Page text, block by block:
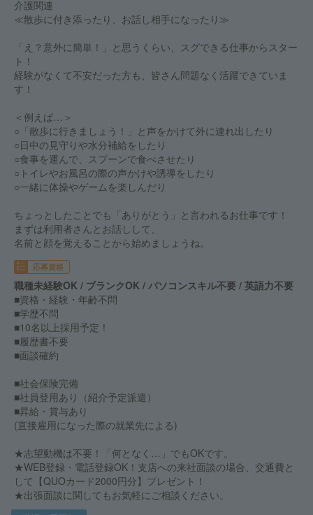
介護関連
≪散歩に付き添ったり、お話し相手になったり≫
「え？意外に簡単！」と思うくらい、スグできる仕事からスター
ト！
経験がなくて不安だった方も、皆さん問題なく活躍できていま
す！
＜例えば…＞
○「散歩に行きましょう！」と声をかけて外に連れ出したり
○日中の見守りや水分補給をしたり
○食事を運んで、スプーンで食べさせたり
○トイレやお風呂の際の声かけや誘導をしたり
○一緒に体操やゲームを楽しんだり
ちょっとしたことでも「ありがとう」と言われるお仕事です！
まずは利用者さんとお話しして、
名前と顔を覚えることから始めましょうね。
応募資格
職種未経験OK / ブランクOK / パソコンスキル不要 / 英語力不要
■資格・経験・年齢不問
■学歴不問
■10名以上採用予定！
■履歴書不要
■面談確約
■社会保険完備
■社員登用あり（紹介予定派遣）
■昇給・賞与あり
(直接雇用になった際の就業先による)
★志望動機は不要！「何となく…」でもOKです。
★WEB登録・電話登録OK！支店への来社面談の場合、交通費と
して【QUOカード2000円分】プレゼント！
★出張面談に関してもお気軽にご相談ください。